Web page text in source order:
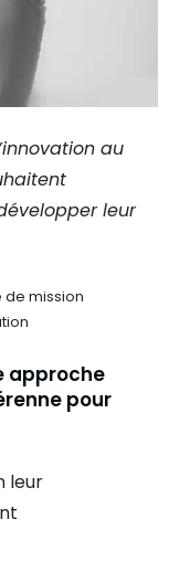
au
leur
de mission
approche
pour
leur